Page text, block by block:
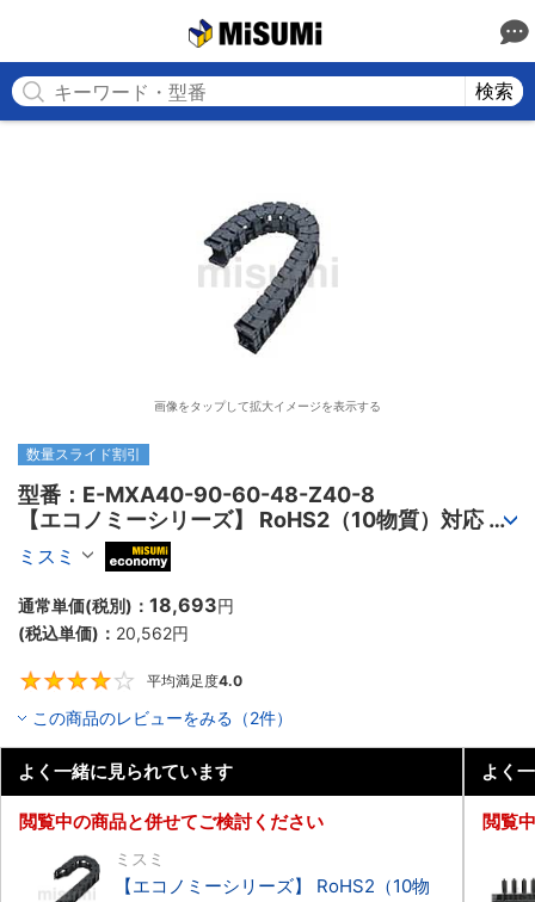
検索
画像をタップして拡大イメージを表示する
数量スライド割引
型番：E-MXA40-90-60-48-Z40-8
【エコノミーシリーズ】 RoHS2（10物質）対応 ケ
ーブルキャリア 低発塵・低騒音タイプ
ミスミ
通常単価(税別)： 18,693円
(税込単価)： 20,562円
平均満足度4.0
この商品のレビューをみる（2件）
よく一緒に見られています
閲覧中の商品と併せてご検討ください
ミスミ
【エコノミーシリーズ】 RoHS2（10物
よく
閲覧